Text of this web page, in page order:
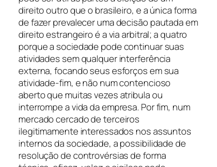
direito outro que o brasileiro, e a única forma
de fazer prevalecer uma decisão pautada em
direito estrangeiro é a via arbitral; a quatro
porque a sociedade pode continuar suas
atividades sem qualquer interferência
externa, focando seus esforços em sua
atividade-fim, e não num contencioso
aberto que muitas vezes atribula ou
interrompe a vida da empresa. Por fim, num
mercado cercado de terceiros
ilegitimamente interessados nos assuntos
internos da sociedade, a possibilidade de
resolução de controvérsias de forma